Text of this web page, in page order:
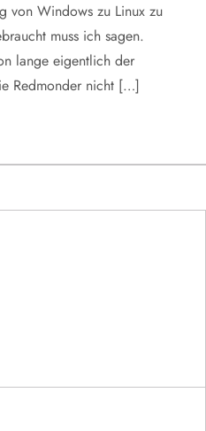
von Windows zu Linux zu
muss ich sagen.
lange eigentlich der
Redmonder nicht […]